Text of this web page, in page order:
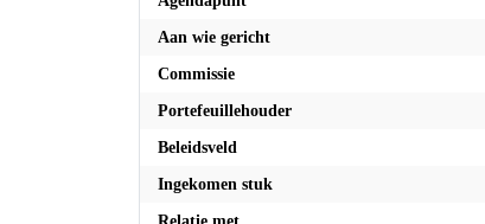
Aan wie gericht
Commissie
Portefeuillehouder
Beleidsveld
Ingekomen stuk